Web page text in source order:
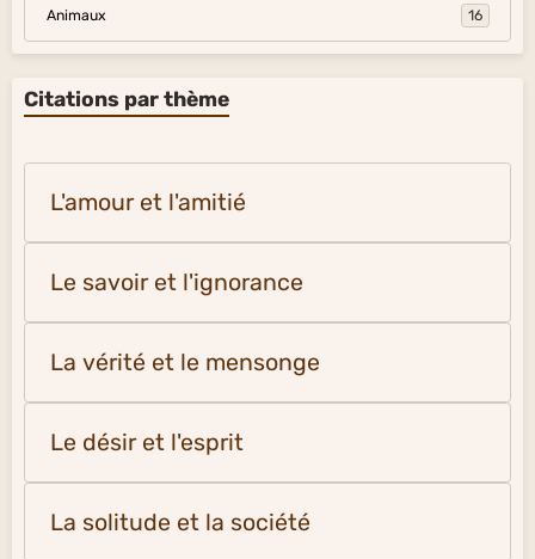
Animaux 16
Citations par thème
L'amour et l'amitié
Le savoir et l'ignorance
La vérité et le mensonge
Le désir et l'esprit
La solitude et la société